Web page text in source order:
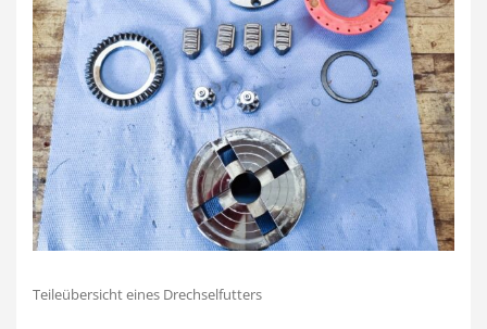
Teileübersicht eines Drechselfutters